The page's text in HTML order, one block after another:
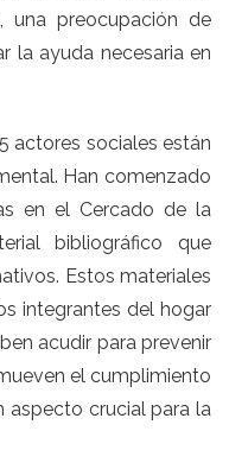
una preocupación de
la ayuda necesaria en
actores sociales están
Han comenzado
en el Cercado de la
bibliográfico que
Estos materiales
integrantes del hogar
acudir para prevenir
el cumplimiento
aspecto crucial para la